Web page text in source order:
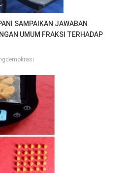
SAMPAIKAN JAWABAN
UMUM FRAKSI TERHADAP